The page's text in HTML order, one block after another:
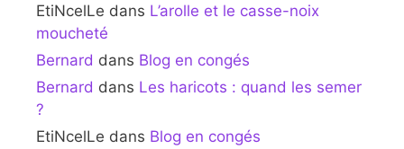
EtiNcelLe dans L’arolle et le casse-noix
moucheté
Bernard dans Blog en congés
Bernard dans Les haricots : quand les semer
?
EtiNcelLe dans Blog en congés